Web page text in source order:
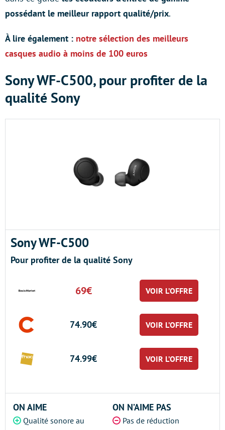
possédant le meilleur rapport qualité/prix.
À lire également : notre sélection des meilleurs
casques audio à moins de 100 euros
Sony WF-C500, pour profiter de la
qualité Sony
Sony WF-C500
Pour profiter de la qualité Sony
69€ VOIR L’OFFRE
74.90€ VOIR L’OFFRE
74.99€ VOIR L’OFFRE
ON AIME
Qualité sonore au
ON N’AIME PAS
Pas de réduction